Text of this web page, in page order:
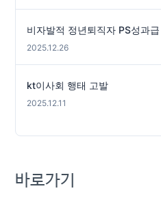
비자발적 정년퇴직자 PS성과
2025.12.26
kt이사회 행태 고발
2025.12.11
바로가기